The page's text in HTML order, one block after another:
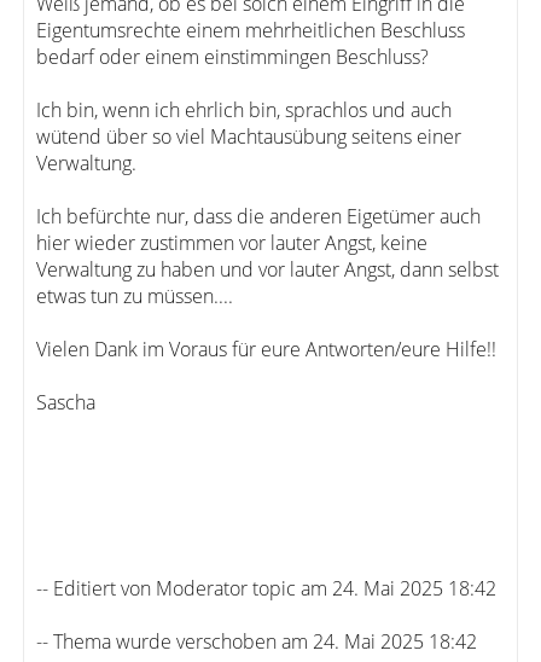
Eigentumsrechte einem mehrheitlichen Beschluss
bedarf oder einem einstimmingen Beschluss?
Ich bin, wenn ich ehrlich bin, sprachlos und auch
wütend über so viel Machtausübung seitens einer
Verwaltung.
Ich befürchte nur, dass die anderen Eigetümer auch
hier wieder zustimmen vor lauter Angst, keine
Verwaltung zu haben und vor lauter Angst, dann selbst
etwas tun zu müssen....
Vielen Dank im Voraus für eure Antworten/eure Hilfe!!
Sascha
-- Editiert von Moderator topic am 24. Mai 2025 18:42
-- Thema wurde verschoben am 24. Mai 2025 18:42